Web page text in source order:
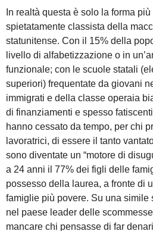
In realtà questa è solo la forma
spietatamente classista della
statunitense. Con il 15% della
livello di alfabetizzazione o in
funzionale; con le scuole statali
superiori) frequentate da giovani
immigrati e della classe operaia
di finanziamenti e spesso
hanno cessato da tempo, per chi
lavoratrici, di essere il tanto
sono diventate un “motore di
a 24 anni il 77% dei figli delle
possesso della laurea, a fronte di
famiglie più povere. Su una simile
nel paese leader delle
mancare chi pensasse di far